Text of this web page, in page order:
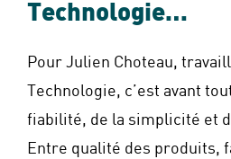
Technologie…
Pour Julien Choteau,
Technologie, c’est avant
fiabilité, de la simplicité et
Entre qualité des produits,